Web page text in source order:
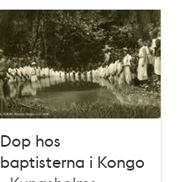
Dop hos
baptisterna i Kongo